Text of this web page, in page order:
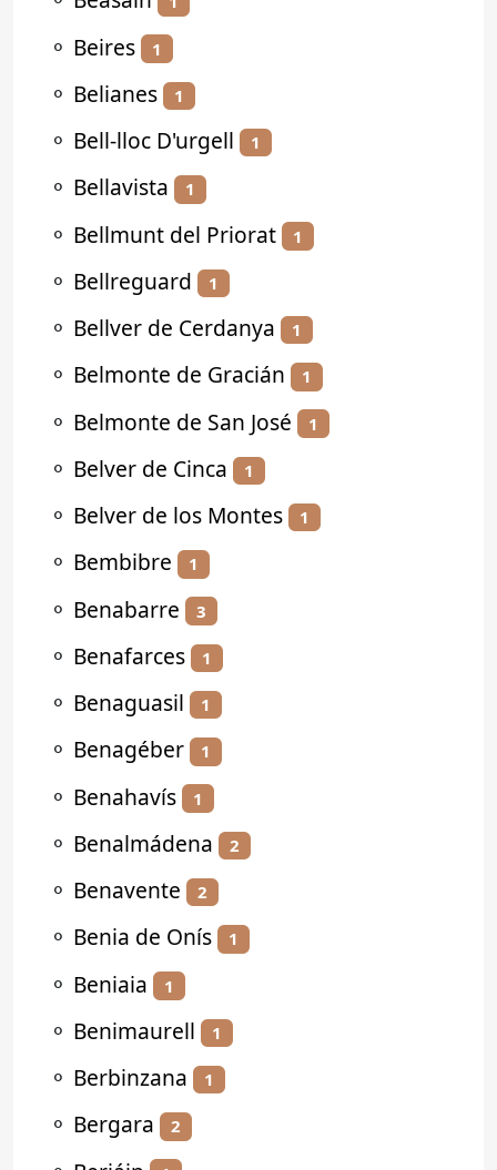
⚬ Beires 1
⚬ Belianes 1
⚬ Bell-lloc D'urgell 1
⚬ Bellavista 1
⚬ Bellmunt del Priorat 1
⚬ Bellreguard 1
⚬ Bellver de Cerdanya 1
⚬ Belmonte de Gracián 1
⚬ Belmonte de San José 1
⚬ Belver de Cinca 1
⚬ Belver de los Montes 1
⚬ Bembibre 1
⚬ Benabarre 3
⚬ Benafarces 1
⚬ Benaguasil 1
⚬ Benagéber 1
⚬ Benahavís 1
⚬ Benalmádena 2
⚬ Benavente 2
⚬ Benia de Onís 1
⚬ Beniaia 1
⚬ Benimaurell 1
⚬ Berbinzana 1
⚬ Bergara 2